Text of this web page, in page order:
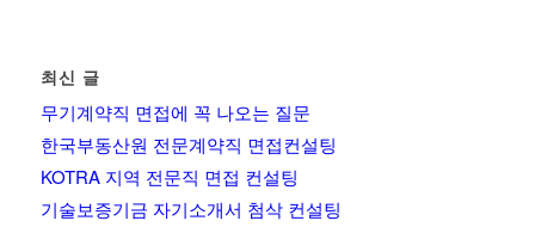
최신 글
무기계약직 면접에 꼭 나오는 질문
한국부동산원 전문계약직 면접컨설팅
KOTRA 지역 전문직 면접 컨설팅
기술보증기금 자기소개서 첨삭 컨설팅